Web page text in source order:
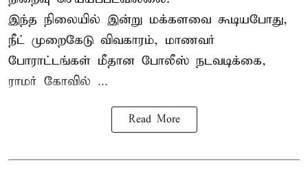
இந்த நிலையில் இன்று மக்களவை கூடியபோது,
நீட் முறைகேடு விவகாரம், மாணவர்
போராட்டங்கள் மீதான போலீஸ் நடவடிக்கை,
ராமர் கோவில் ...
Read More